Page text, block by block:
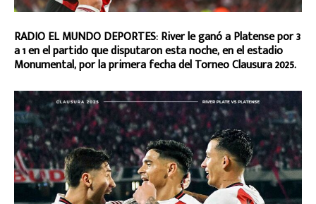
RADIO EL MUNDO DEPORTES: River le ganó a Platense por 3
a 1 en el partido que disputaron esta noche, en el estadio
Monumental, por la primera fecha del Torneo Clausura 2025.